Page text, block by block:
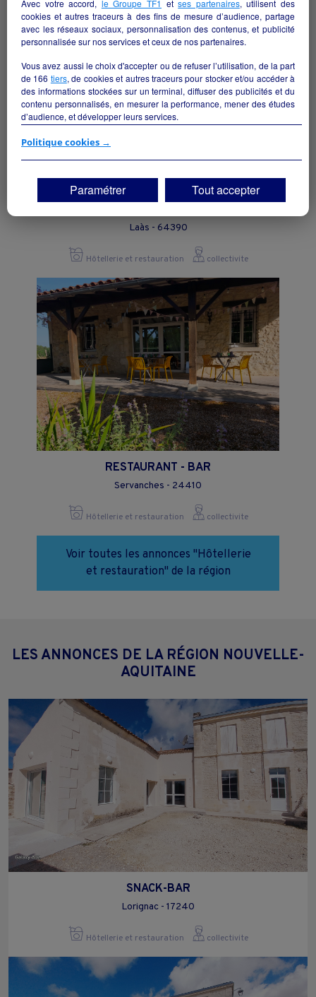
Laàs - 64390
Hôtellerie et restauration collectivite
RESTAURANT - BAR
Servanches - 24410
Hôtellerie et restauration collectivite
Voir toutes les annonces "Hôtellerie
et restauration" de la région
LES ANNONCES DE LA RÉGION NOUVELLE-
AQUITAINE
SNACK-BAR
Lorignac - 17240
Hôtellerie et restauration collectivite
Avec votre accord, le Groupe TF1 etses partenaires, utilisent des
cookies et autres traceurs à des fins de mesure d’audience, partage
avec les réseaux sociaux, personnalisation des contenus, et publicité
personnalisée sur nos services et ceux de nos partenaires.
Vous avez aussi le choix d'accepter ou de refuser l’utilisation, de la part
de 166 tiers, de cookies et autres traceurs pour stocker et/ou accéder à
des informations stockées sur un terminal, diffuser des publicités et du
contenu personnalisés, en mesurer la performance, mener des études
d’audience, et développer leurs services.
Si vous continuez sans accepter, les fonctionnalités liées à la
vos centres d'intérêt. Seuls lescookies/traceurs techniquesseront
déposés et lus sur votre terminal.
Vous pouvez exprimer vos choix en cliquant sur "Tout accepter",
"Continuer sans accepter" ou "Paramétrer", et les modifier à tout
Politique cookies →
Paramétrer Tout accepter